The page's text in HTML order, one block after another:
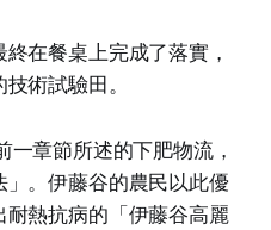
在餐桌上完成了落實，
術試驗田。
一章節所述的下肥物流，
。伊藤谷的農民以此優
熱抗病的「伊藤谷高麗